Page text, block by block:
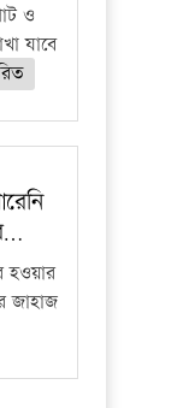
ও
যাবে
হওয়ার
জাহাজ